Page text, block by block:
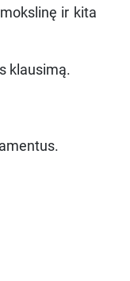
ir kita
klausimą.